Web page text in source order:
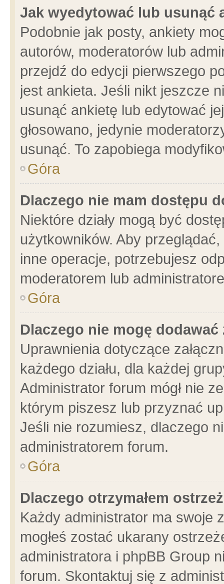
Jak wyedytować lub usunąć
Podobnie jak posty, ankiety
autorów, moderatorów lub
przejdź do edycji pierwszego
jest ankieta. Jeśli nikt jeszcze
usunąć ankietę lub edytować
głosowano, jedynie
usunąć. To zapobiega
Góra
Dlaczego nie mam dostępu
Niektóre działy mogą być
użytkowników. Aby
inne operacje, potrzebujesz
moderatorem lub
Góra
Dlaczego nie mogę dodawać
Uprawnienia dotyczące
każdego działu, dla każdej
Administrator forum mógł nie
którym piszesz lub przyznać
Jeśli nie rozumiesz, dlaczego
administratorem forum.
Góra
Dlaczego otrzymałem
Każdy administrator ma swoje
mogłeś zostać ukarany
administratora i phpBB Group
forum. Skontaktuj się z